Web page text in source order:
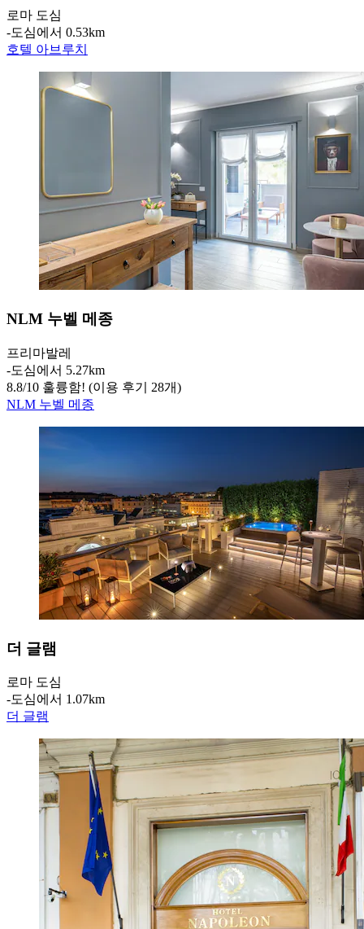
로마 도심
‐도심에서 0.53km
호텔 아브루치
NLM 누벨 메종
프리마발레
‐도심에서 5.27km
8.8/10 훌륭함! (이용 후기 28개)
NLM 누벨 메종
더 글램
로마 도심
‐도심에서 1.07km
더 글램